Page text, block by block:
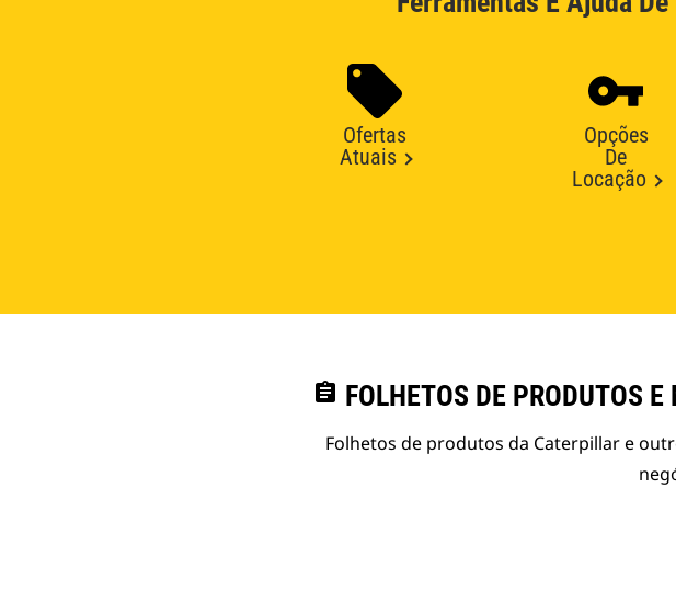
Ofertas
Atuais
Opções
De
Locação
assignment FOLHETOS DE PRODUTOS
Folhetos de produtos da Caterpillar e